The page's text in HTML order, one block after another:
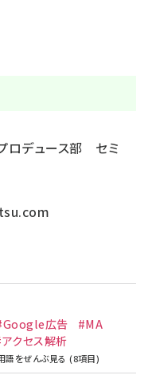
ロデュース部 セミ
広告
#MA
クセス解析